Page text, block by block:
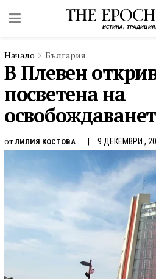
Начало България
В Плевен
посветена на
отЛИЛИЯ КОСТОВА 9 ДЕКЕМВРИ ,